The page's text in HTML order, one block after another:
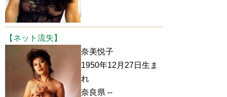
【ネット流失】
奈美悦子
1950年12月27日生ま
れ
奈良県 --